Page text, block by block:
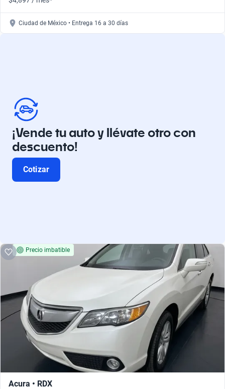
Ciudad de México • Entrega 16 a 30 días
¡Vende tu auto y llévate otro con
descuento!
Cotizar
Precio imbatible
Acura • RDX